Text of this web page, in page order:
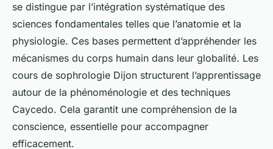
se distingue par l’intégration systématique des
sciences fondamentales telles que l’anatomie et la
physiologie. Ces bases permettent d’appréhender les
mécanismes du corps humain dans leur globalité. Les
cours de sophrologie Dijon structurent l’apprentissage
autour de la phénoménologie et des techniques
Caycedo. Cela garantit une compréhension de la
conscience, essentielle pour accompagner
efficacement.